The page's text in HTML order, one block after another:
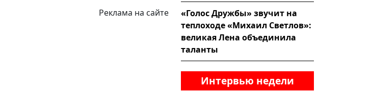
Реклама на сайте
«Голос Дружбы» звучит на
теплоходе «Михаил Светлов»:
великая Лена объединила
таланты
Интервью недели